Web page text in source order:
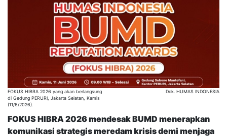
FOKUS HIBRA 2026 yang akan berlangsung
di Gedung PERURI, Jakarta Selatan, Kamis
(11/6/2026).
Dok. HUMAS INDONESIA
FOKUS HIBRA 2026 mendesak BUMD menerapkan
komunikasi strategis meredam krisis demi menjaga